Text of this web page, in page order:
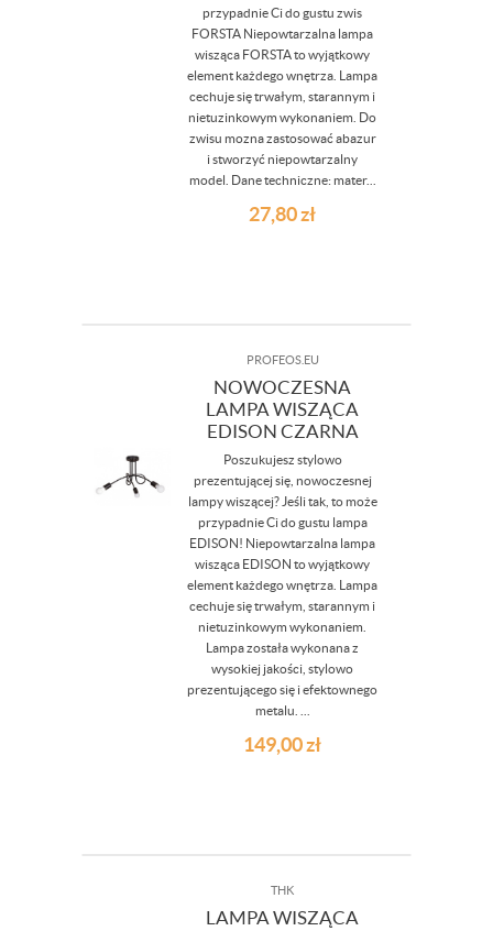
przypadnie Ci do gustu zwis
FORSTA Niepowtarzalna lampa
wisząca FORSTA to wyjątkowy
element każdego wnętrza. Lampa
cechuje się trwałym, starannym i
nietuzinkowym wykonaniem. Do
zwisu mozna zastosować abazur
i stworzyć niepowtarzalny
model. Dane techniczne: mater...
27,80zł
PROFEOS.EU
NOWOCZESNA
LAMPA WISZĄCA
EDISON CZARNA
Poszukujesz stylowo
prezentującej się, nowoczesnej
lampy wiszącej? Jeśli tak, to może
przypadnie Ci do gustu lampa
EDISON! Niepowtarzalna lampa
wisząca EDISON to wyjątkowy
element każdego wnętrza. Lampa
cechuje się trwałym, starannym i
nietuzinkowym wykonaniem.
Lampa została wykonana z
wysokiej jakości, stylowo
prezentującego się i efektownego
metalu. ...
149,00zł
THK
LAMPA WISZĄCA